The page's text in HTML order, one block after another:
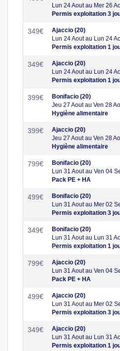
Lun 24 Aout au Mer 26
Permis exploitation 3
349€
Ajaccio (20)
Lun 24 Aout au Lun 24
Permis exploitation 1
349€
Ajaccio (20)
Lun 24 Aout au Lun 24
Permis exploitation 1
399€
Bonifacio (20)
Jeu 27 Aout au Ven 28
Hygiène alimentaire
399€
Ajaccio (20)
Jeu 27 Aout au Ven 28
Hygiène alimentaire
799€
Bonifacio (20)
Lun 31 Aout au Ven 04
Pack PE + HA
499€
Bonifacio (20)
Lun 31 Aout au Mer 02
Permis exploitation 3
349€
Bonifacio (20)
Lun 31 Aout au Lun 31
Permis exploitation 1
799€
Ajaccio (20)
Lun 31 Aout au Ven 04
Pack PE + HA
499€
Ajaccio (20)
Lun 31 Aout au Mer 02
Permis exploitation 3
349€
Ajaccio (20)
Lun 31 Aout au Lun 31
Permis exploitation 1